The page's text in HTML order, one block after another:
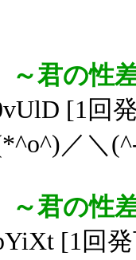
君の性
[1回
／＼
君の性
[1回